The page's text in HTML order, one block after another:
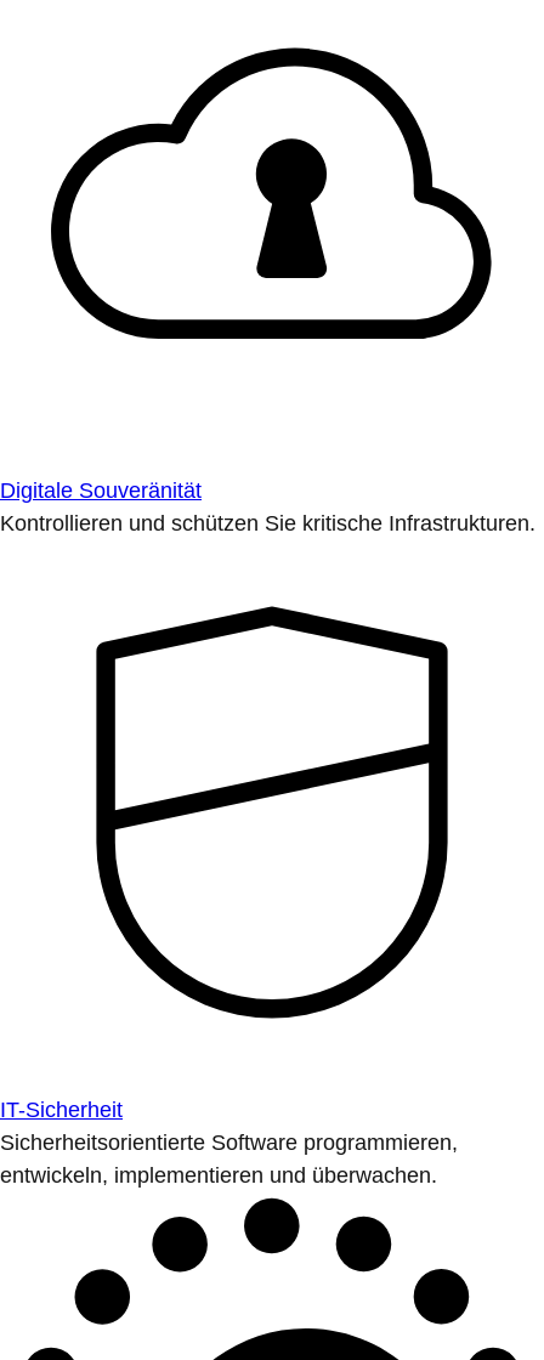
Digitale Souveränität
Kontrollieren und schützen Sie kritische Infrastrukturen.
IT-Sicherheit
Sicherheitsorientierte Software programmieren,
entwickeln, implementieren und überwachen.